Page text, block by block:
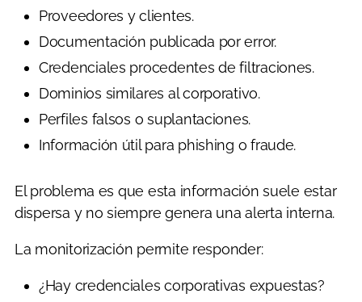
Proveedores y clientes.
Documentación publicada por error.
Credenciales procedentes de filtraciones.
Dominios similares al corporativo.
Perfiles falsos o suplantaciones.
Información útil para phishing o fraude.
El problema es que esta información suele estar
dispersa y no siempre genera una alerta interna.
La monitorización permite responder:
¿Hay credenciales corporativas expuestas?